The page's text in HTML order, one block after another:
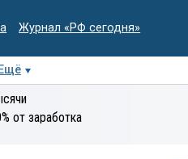
Журнал «РФ сегодня»
Ещё
экспертиза
от заработка